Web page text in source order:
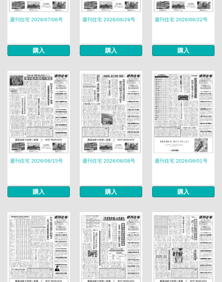
週刊住宅 2026/07/06号
購入
週刊住宅 2026/06/29号
購入
週刊住宅 2026/06/22号
購入
週刊住宅 2026/06/15号
購入
週刊住宅 2026/06/08号
購入
週刊住宅 2026/06/01号
購入